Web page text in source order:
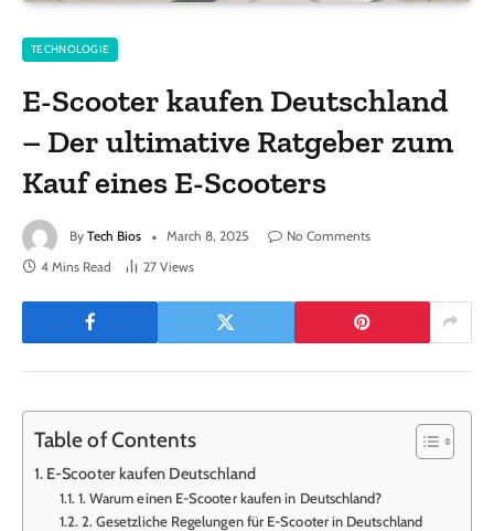
TECHNOLOGIE
E-Scooter kaufen Deutschland
– Der ultimative Ratgeber zum
Kauf eines E-Scooters
By Tech Bios March 8, 2025
No Comments
4 Mins Read
27 Views
Table of Contents
E-Scooter kaufen Deutschland
1. Warum einen E-Scooter kaufen in Deutschland?
2. Gesetzliche Regelungen für E-Scooter in Deutschland